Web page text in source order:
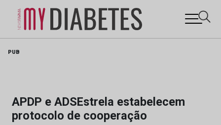
PUB
APDP e ADSEstrela estabelecem
protocolo de cooperação